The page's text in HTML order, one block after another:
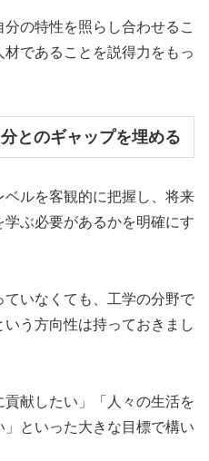
の特性を照らし合わせるこ
であることを説得力をもっ
とのギャップを埋める
ルを客観的に把握し、将来
ぶ必要があるかを明確にす
いなくても、工学の分野で
う方向性は持っておきまし
献したい」「人々の生活を
といった大きな目標で構い